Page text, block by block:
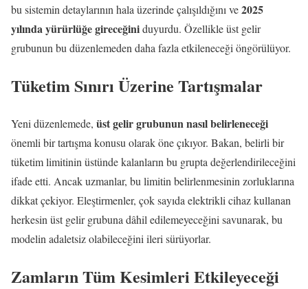
bu sistemin detaylarının hala üzerinde çalışıldığını ve2025
yılında yürürlüğe gireceğiniduyurdu. Özellikle üst gelir
grubunun bu düzenlemeden daha fazla etkileneceği öngörülüyor.
Tüketim Sınırı Üzerine Tartışmalar
Yeni düzenlemede, üst gelir grubunun nasıl belirleneceği
önemli bir tartışma konusu olarak öne çıkıyor. Bakan, belirli bir
tüketim limitinin üstünde kalanların bu grupta değerlendirileceğini
ifade etti. Ancak uzmanlar, bu limitin belirlenmesinin zorluklarına
dikkat çekiyor. Eleştirmenler, çok sayıda elektrikli cihaz kullanan
herkesin üst gelir grubuna dâhil edilemeyeceğini savunarak, bu
modelin adaletsiz olabileceğini ileri sürüyorlar.
Zamların Tüm Kesimleri Etkileyeceği